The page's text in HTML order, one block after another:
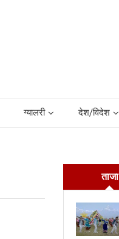
ग्यालरी देश/विदेश
ताजा